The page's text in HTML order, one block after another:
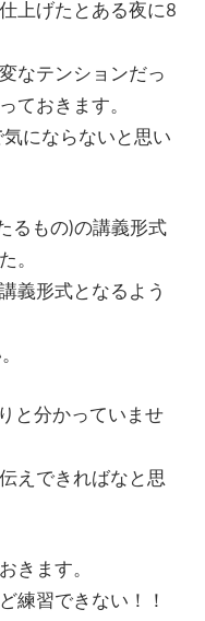
）
上げたとある夜に8
なテンションだっ
ておきます。
にならないと思い
るもの)の講義形式
。
義形式となるよう
と分かっていませ
えできればなと思
きます。
練習できない！！